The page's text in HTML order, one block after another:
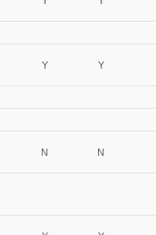
Y
Y
N
N